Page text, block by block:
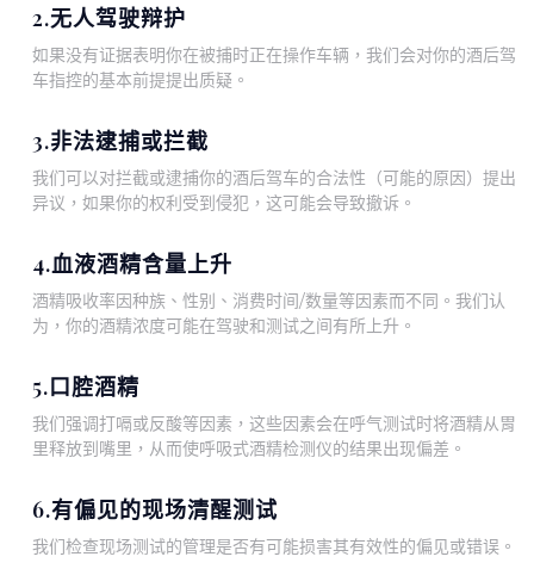
2.无人驾驶辩护
如果没有证据表明你在被捕时正在操作车辆，我们会对你的酒后驾
车指控的基本前提提出质疑。
3.非法逮捕或拦截
我们可以对拦截或逮捕你的酒后驾车的合法性（可能的原因）提出
异议，如果你的权利受到侵犯，这可能会导致撤诉。
4.血液酒精含量上升
酒精吸收率因种族、性别、消费时间/数量等因素而不同。我们认
为，你的酒精浓度可能在驾驶和测试之间有所上升。
5.口腔酒精
我们强调打嗝或反酸等因素，这些因素会在呼气测试时将酒精从胃
里释放到嘴里，从而使呼吸式酒精检测仪的结果出现偏差。
6.有偏见的现场清醒测试
我们检查现场测试的管理是否有可能损害其有效性的偏见或错误。